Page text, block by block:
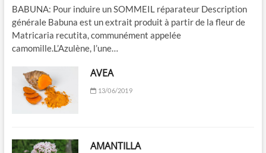
BABUNA: Pour induire un SOMMEIL réparateur Description
générale Babuna est un extrait produit à partir de la fleur de
Matricaria recutita, communément appelée
camomille.L’Azulène, l’une…
AVEA
13/06/2019
AMANTILLA